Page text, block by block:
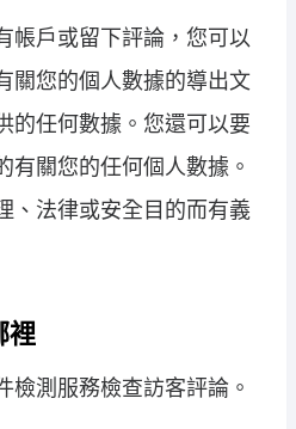
帳戶或留下評論，您可以
關您的個人數據的導出文
的任何數據。您還可以要
有關您的任何個人數據。
、法律或安全目的而有義
裡
檢測服務檢查訪客評論。